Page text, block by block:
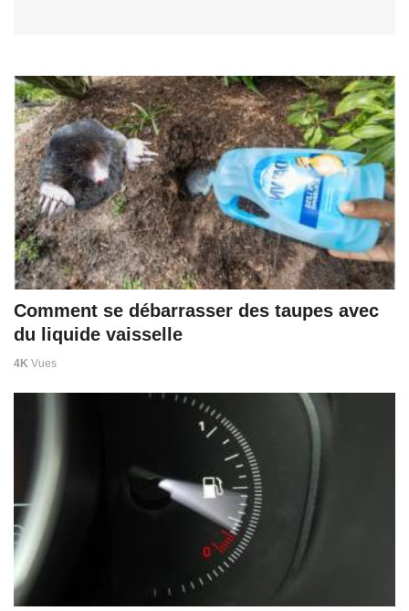
Comment se débarrasser des taupes avec
du liquide vaisselle
4K Vues